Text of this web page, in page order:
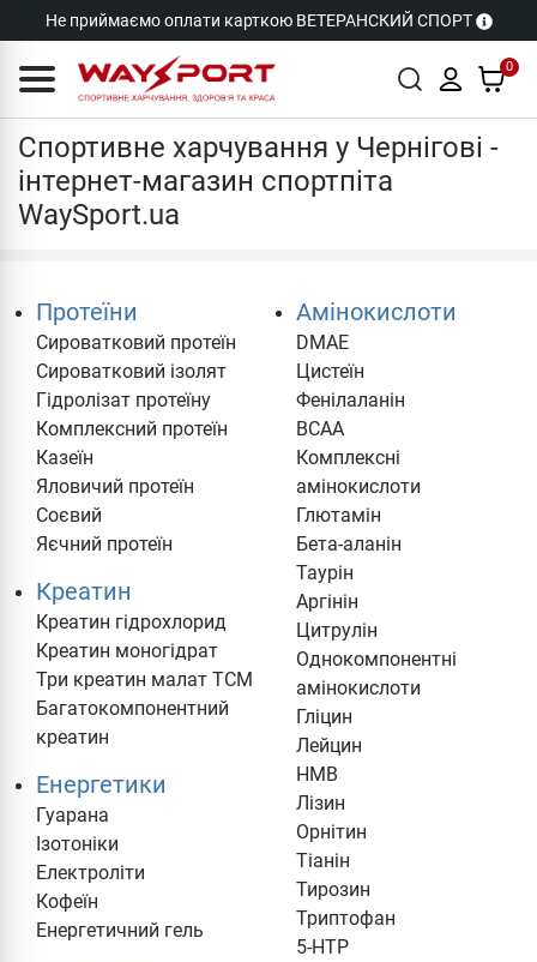
Не приймаємо оплати карткою ВЕТЕРАНСКИЙ СПОРТ
0
Чернігів
Спортивне харчування у Чернігові -
інтернет-магазин спортпіта
WaySport.ua
Протеїни
Сироватковий протеїн
Cироватковий ізолят
Гідролізат протеїну
Комплексний протеїн
Казеїн
Яловичий протеїн
Соєвий
Яєчний протеїн
Креатин
Креатин гідрохлорид
Креатин моногідрат
Три креатин малат TCM
Багатокомпонентний
креатин
Енергетики
Гуарана
Ізотоніки
Електроліти
Кофеїн
Енергетичний гель
Амінокислоти
DMAE
Цистеїн
Фенілаланін
BCAA
Комплексні
амінокислоти
Глютамін
Бета-аланін
Таурін
Аргінін
Цитрулін
Однокомпонентні
амінокислоти
Гліцин
Лейцин
HMB
Лізин
Орнітин
Тіанін
Тирозин
Триптофан
5-HTP